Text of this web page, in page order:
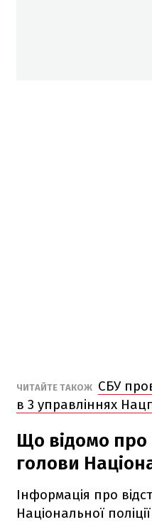
ЧИТАЙТЕ ТАКОЖ СБУ
в 3 управліннях
Що відомо про
голови
Інформація про
Національної